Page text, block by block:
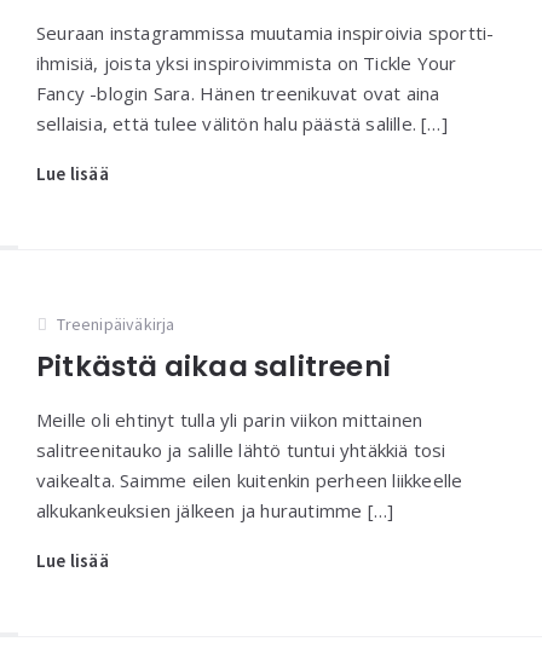
Seuraan instagrammissa muutamia inspiroivia sportti-
ihmisiä, joista yksi inspiroivimmista on Tickle Your
Fancy -blogin Sara. Hänen treenikuvat ovat aina
sellaisia, että tulee välitön halu päästä salille. […]
Lue lisää
Treenipäiväkirja
Pitkästä aikaa salitreeni
Meille oli ehtinyt tulla yli parin viikon mittainen
salitreenitauko ja salille lähtö tuntui yhtäkkiä tosi
vaikealta. Saimme eilen kuitenkin perheen liikkeelle
alkukankeuksien jälkeen ja hurautimme […]
Lue lisää